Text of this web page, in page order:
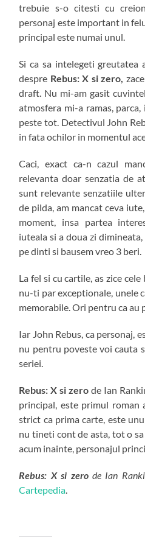
trebuie s-o citesti cu
personaj este important in
principal este numai unul.
Si ca sa intelegeti greutatea
despre Rebus: X si zero,
draft. Nu mi-am gasit
atmosfera mi-a ramas,
peste tot. Detectivul John
in fata ochilor in momentul
Caci, exact ca-n cazul
relevanta doar senzatia de
sunt relevante senzatiile
de pilda, am mancat ceva
moment, insa partea
iuteala si a doua zi
pe dinti si bausem vreo 3 beri.
La fel si cu cartile, as zice
nu-ti par exceptionale, unele
memorabile. Ori pentru ca au
Iar John Rebus, ca personaj,
nu pentru poveste voi cauta
seriei.
Rebus: X si zero de Ian
principal, este primul roman
strict ca prima carte, este
nu tineti cont de asta, tot o
acum inainte, personajul
Rebus: X si zerode Ian
Cartepedia.